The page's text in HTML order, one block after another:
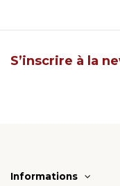
S’inscrire à la
Informations